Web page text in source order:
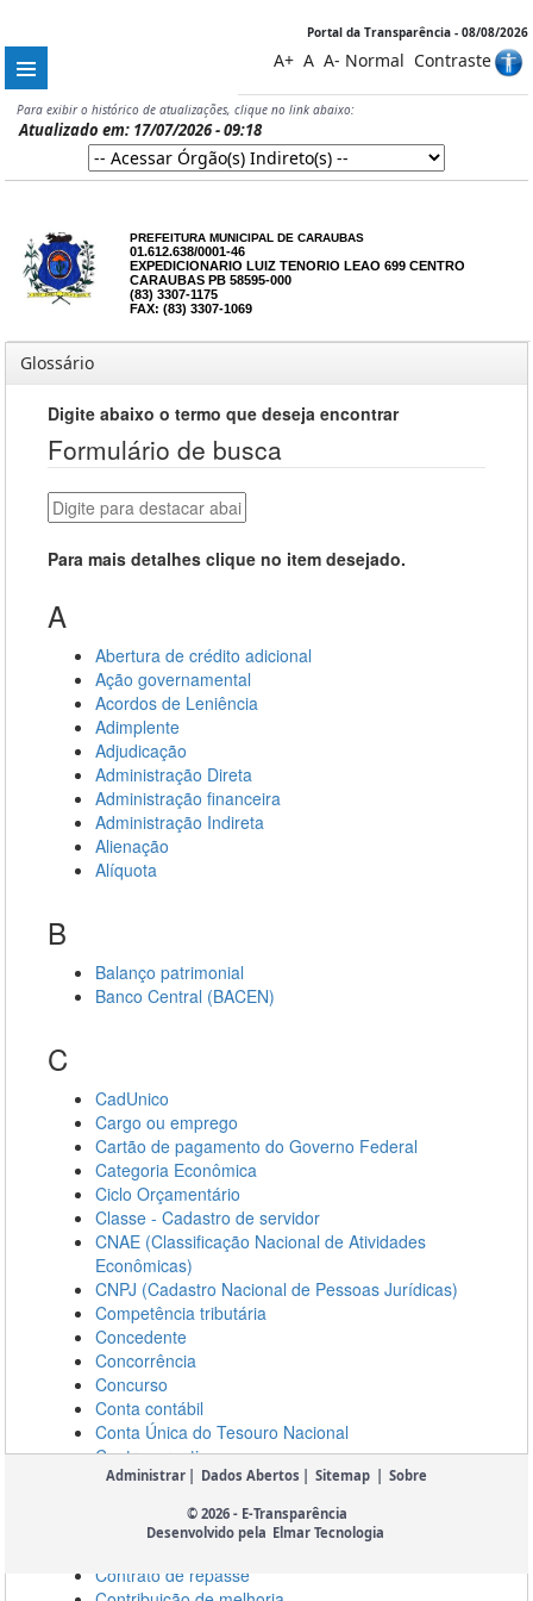
Portal da Transparência - 08/08/2026
A+ A A- Normal Contraste
Para exibir o histórico de atualizações, clique no link abaixo:
Atualizado em: 17/07/2026 - 09:18
PREFEITURA MUNICIPAL DE CARAUBAS
01.612.638/0001-46
EXPEDICIONARIO LUIZ TENORIO LEAO 699 CENTRO
CARAUBAS PB 58595-000
(83) 3307-1175
FAX: (83) 3307-1069
Glossário
Administrar Dados Abertos Sitemap Sobre
© 2026 - E-Transparência
Desenvolvido pela Elmar Tecnologia